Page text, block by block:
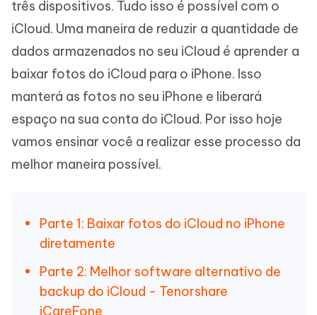
três dispositivos. Tudo isso é possível com o
iCloud. Uma maneira de reduzir a quantidade de
dados armazenados no seu iCloud é aprender a
baixar fotos do iCloud para o iPhone. Isso
manterá as fotos no seu iPhone e liberará
espaço na sua conta do iCloud. Por isso hoje
vamos ensinar você a realizar esse processo da
melhor maneira possível.
Parte 1: Baixar fotos do iCloud no iPhone
diretamente
Parte 2: Melhor software alternativo de
backup do iCloud - Tenorshare
iCareFone